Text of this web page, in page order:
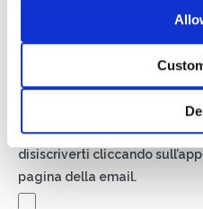
Privacy Policy
Spuntando questa casella
pubblicitario sui prodotti e
mediante l’invio di
disiscriverti cliccando
pagina della email.